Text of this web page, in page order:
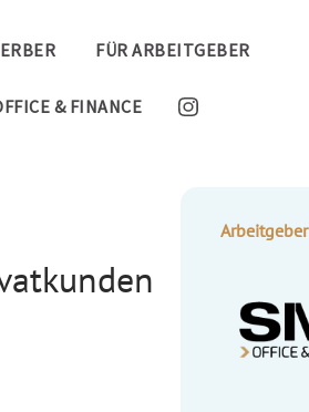
FÜR ARBEITGEBER
& FINANCE
Arbeitgeber